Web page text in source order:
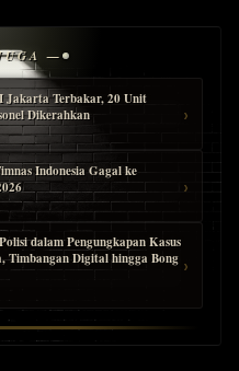
—
Jakarta Terbakar, 20 Unit
Dikerahkan
›
Indonesia Gagal ke
›
dalam Pengungkapan Kasus
Timbangan Digital hingga Bong ›